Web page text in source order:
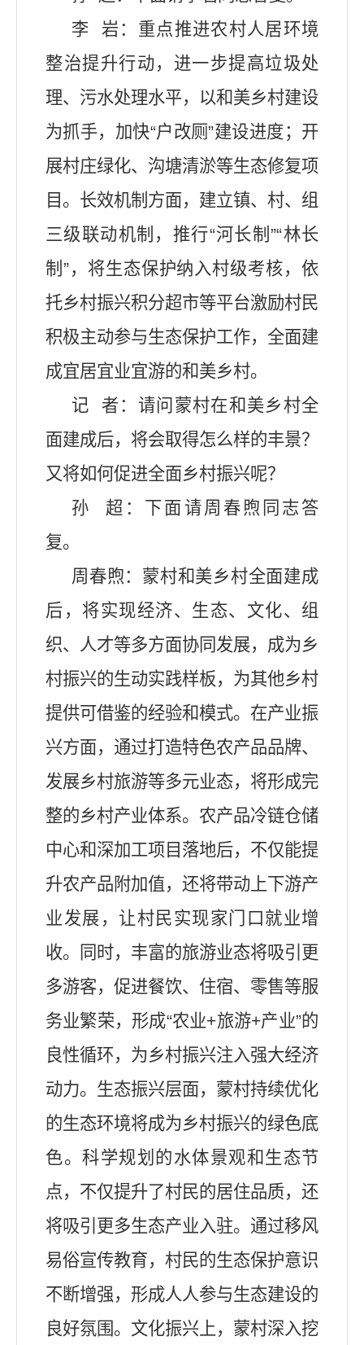
李
岩：重点推进农村人居环境
整治提升行动，进一步提高垃圾处
理、污水处理水平，以和美乡村建设
为抓手， 加快“户改厕”建设进度； 开
展村庄绿化、沟塘清淤等生态修复项
目。长效机制方面，建立镇、村、组
三级联动机制 ，推行“河长制”“林长
制”，将生态保护纳入村级考核，依
托乡村振兴积分超市等平台激励村民
积极主动参与生态保护工作，全面建
成宜居宜业宜游的和美乡村。
记
者：请问蒙村在和美乡村全
面建成后，将会取得怎么样的丰景？
又将如何促进全面乡村振兴呢？
孙
超：下面请周春煦 同志答
复。
周春煦： 蒙村和美乡村全面建成
后，将实现经济、生态、文化、组
织、人才等多方面协同发展，成为乡
村振兴的生动实践样板，为其他乡村
提供可借鉴的经验和模式。 在产业振
兴方面，通过打造特色农产品品牌、
发展乡村旅游等多元业态，将形成完
整的乡村产业体系。农产品冷链仓储
中心和深加工项目落地后，不仅能提
升农产品附加值，还将带动上下游产
业发展，让村民实现家门口就业增
收。同时，丰富的旅游业态将吸引更
多游客，促进餐饮、住宿、零售等服
务业繁荣，形成“农业+旅游+产业”的
良性循环，为乡村振兴注入强大经济
动力。 生态振兴层面，蒙村持续优化
的生态环境将成为乡村振兴的绿色底
色。科学规划的水体景观和生态节
点，不仅提升了村民的居住品质，还
将吸引更多生态产业入驻。通过移风
易俗宣传教育，村民的生态保护意识
不断增强，形成人人参与生态建设的
良好氛围。 文化振兴上 ，蒙村深入挖